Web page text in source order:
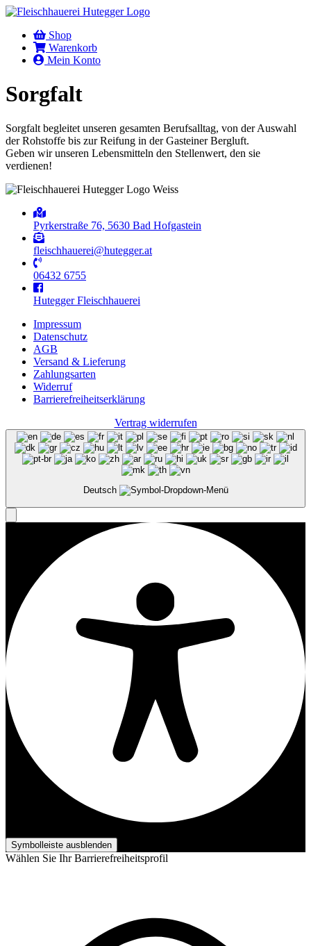
Shop
Warenkorb
Mein Konto
Sorgfalt
Sorgfalt begleitet unseren gesamten Berufsalltag, von der Auswahl
der Rohstoffe bis zur Reifung in der Gasteiner Bergluft.
Geben wir unseren Lebensmitteln den Stellenwert, den sie
verdienen!
Pyrkerstraße 76, 5630 Bad Hofgastein
fleischhauerei@hutegger.at
06432 6755
Hutegger Fleischhauerei
Impressum
Datenschutz
AGB
Versand & Lieferung
Zahlungsarten
Widerruf
Barrierefreiheits­erklärung
Vertrag widerrufen
Deutsch
Symbolleiste ausblenden
Wählen Sie Ihr Barrierefreiheitsprofil